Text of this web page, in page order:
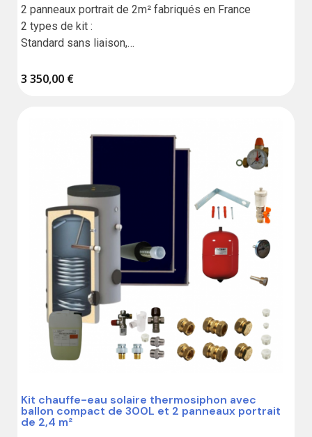
2 panneaux portrait de 2m² fabriqués en France
2 types de kit :
Standard sans liaison,
3 350,00 €
Kit chauffe-eau solaire thermosiphon avec
ballon compact de 300L et 2 panneaux portrait
de 2,4 m²